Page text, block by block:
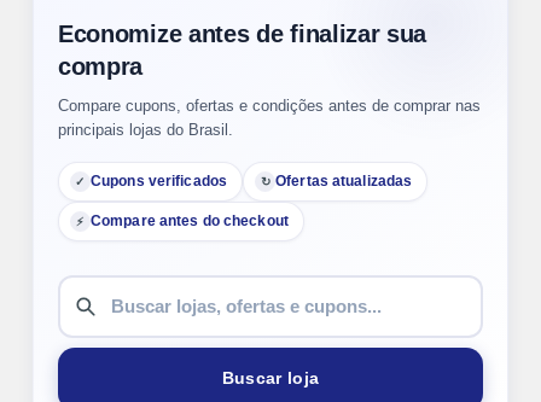
Economize antes de finalizar sua
compra
Compare cupons, ofertas e condições antes de comprar nas
principais lojas do Brasil.
✓ Cupons verificados ↻ Ofertas atualizadas
⚡ Compare antes do checkout
Buscar loja